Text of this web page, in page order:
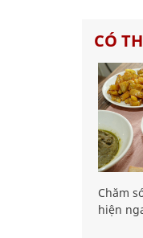
CÓ
Chăm
hiện